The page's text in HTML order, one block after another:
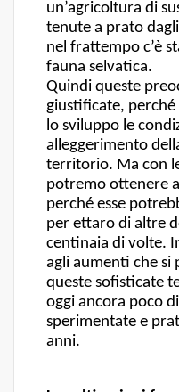
un’agricoltura di
tenute a prato
nel frattempo c’è
fauna selvatica.
Quindi queste
giustificate,
lo sviluppo le
alleggerimento
territorio. Ma con
potremo ottenere
perché esse
per ettaro di altre
centinaia di volte.
agli aumenti che
queste sofisticate
oggi ancora poco
sperimentate e
anni.